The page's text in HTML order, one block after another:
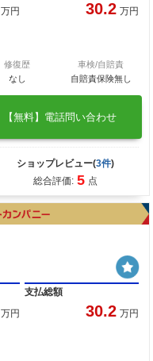
万円 30.2 万円
修復歴
なし
車検/自賠責
自賠責保険無し
【無料】電話問い合わせ
ショップレビュー(3件)
総合評価: 5 点
万円
支払総額
30.2 万円